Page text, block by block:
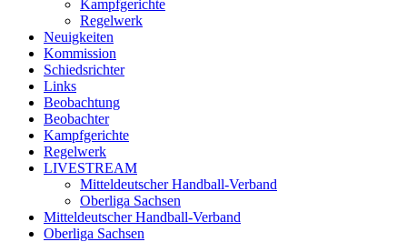
Kampfgerichte
Regelwerk
Neuigkeiten
Kommission
Schiedsrichter
Links
Beobachtung
Beobachter
Kampfgerichte
Regelwerk
LIVESTREAM
Mitteldeutscher Handball-Verband
Oberliga Sachsen
Mitteldeutscher Handball-Verband
Oberliga Sachsen